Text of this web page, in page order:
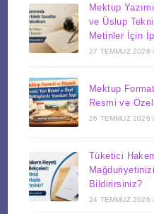
Mektup
ve Üslup
Metinler İçin
27 TEMMUZ 2026 /
Mektup
Resmi ve
26 TEMMUZ 2026 /
Tüketici
Bildirirsiniz?
24 TEMMUZ 2026 /